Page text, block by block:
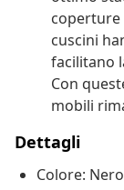
cuscini
facilitano
Con
mobili
Dettagli
Colore: